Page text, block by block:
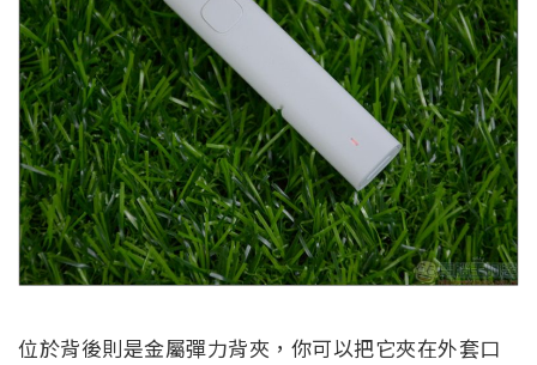
位於背後則是金屬彈力背夾，你可以把它夾在外套口